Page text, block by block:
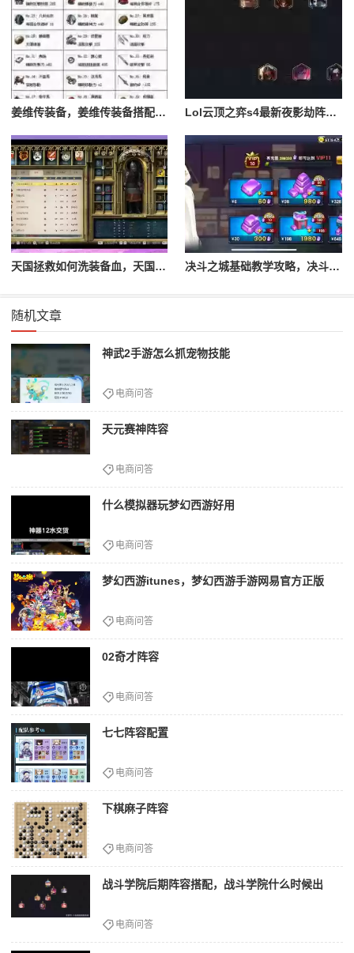
姜维传装备，姜维传装备搭配一览表最新 Lol云顶之弈s4最新夜影劫阵容搭配，云顶之奕夜影劫阵容
天国拯救如何洗装备血，天国拯救怎么洗衣服 决斗之城基础教学攻略，决斗之城教学攻略2111
随机文章
神武2手游怎么抓宠物技能
电商问答
天元赛神阵容
电商问答
什么模拟器玩梦幻西游好用
电商问答
梦幻西游itunes，梦幻西游手游网易官方正版
电商问答
02奇才阵容
电商问答
七七阵容配置
电商问答
下棋麻子阵容
电商问答
战斗学院后期阵容搭配，战斗学院什么时候出
电商问答